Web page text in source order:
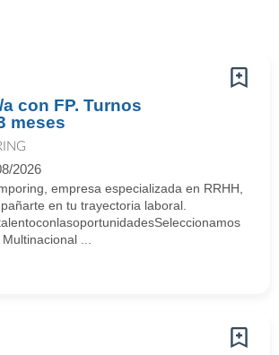
con FP. Turnos
meses
2026
empresa especializada en RRHH,
en tu trayectoria laboral.
...